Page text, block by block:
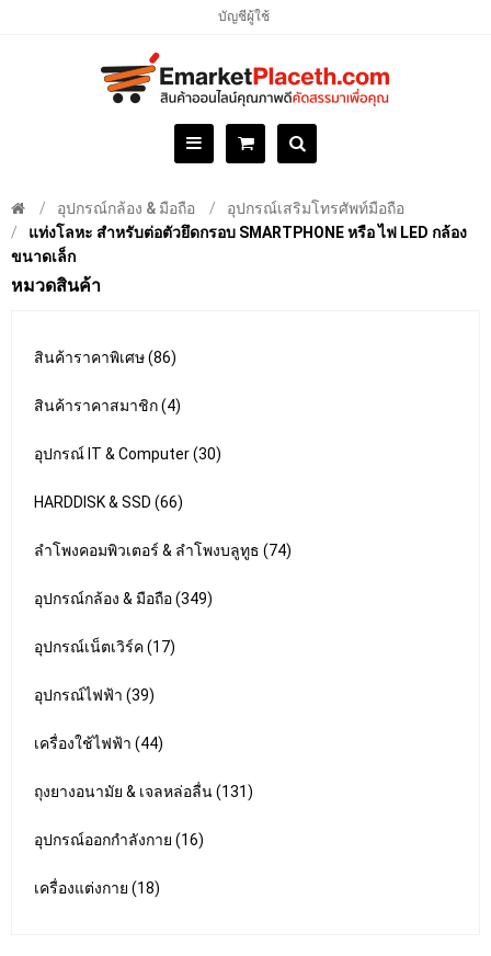
บัญชีผู้ใช้
อุปกรณ์กล้อง & มือถือ
อุปกรณ์เสริมโทรศัพท์มือถือ
แท่งโลหะ สำหรับต่อตัวยึดกรอบ SMARTPHONE หรือ ไฟ LED กล้อง
ขนาดเล็ก
หมวดสินค้า
สินค้าราคาพิเศษ (86)
สินค้าราคาสมาชิก (4)
อุปกรณ์ IT & Computer (30)
HARDDISK & SSD (66)
ลำโพงคอมพิวเตอร์ & ลำโพงบลูทูธ (74)
อุปกรณ์กล้อง & มือถือ (349)
อุปกรณ์เน็ตเวิร์ค (17)
อุปกรณ์ไฟฟ้า (39)
เครื่องใช้ไฟฟ้า (44)
ถุงยางอนามัย & เจลหล่อลื่น (131)
อุปกรณ์ออกกำลังกาย (16)
เครื่องแต่งกาย (18)